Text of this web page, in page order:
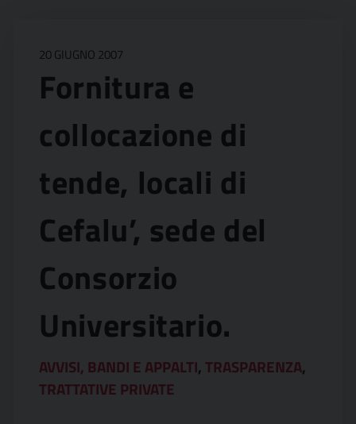
20 GIUGNO 2007
Fornitura e
collocazione di
tende, locali di
Cefalu’, sede del
Consorzio
Universitario.
AVVISI, BANDI E APPALTI,TRASPARENZA,
TRATTATIVE PRIVATE